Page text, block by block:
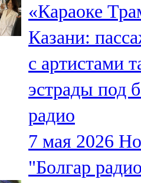
Мамадыш
106,2 FM
Минзәлә
107,3 FM
Мөслим
100,0 FM
Нурлат
«Караоке
Казани:
с артистами
эстрады под
радио
7 мая 2026
"Болгар